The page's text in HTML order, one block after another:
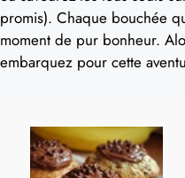
promis). Chaque bouchée
moment de pur bonheur.
embarquez pour cette